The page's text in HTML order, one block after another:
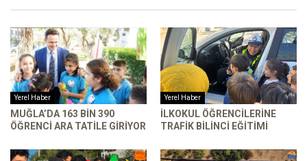
Yerel Haber
MUĞLA’DA 163 BIN 390
ÖĞRENCI ARA TATILE GIRIYOR
Yerel Haber
İLKOKUL ÖĞRENCILERINE
TRAFIK BILINCI EĞITIMI